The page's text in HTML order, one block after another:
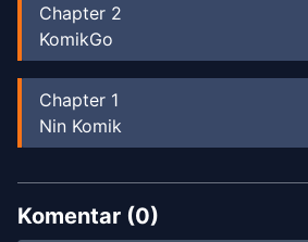
Chapter 2
KomikGo
Chapter 1
Nin Komik
Komentar (0)